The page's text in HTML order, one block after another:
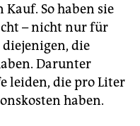
So haben sie
– nicht nur für
die
Darunter
leiden, die pro Liter
haben.